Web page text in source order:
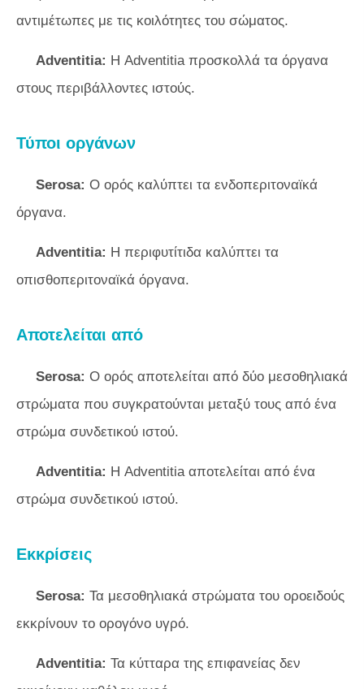
αντιμέτωπες με τις κοιλότητες του σώματος.
Adventitia: Η Adventitia προσκολλά τα όργανα
στους περιβάλλοντες ιστούς.
Τύποι οργάνων
Serosa: Ο ορός καλύπτει τα ενδοπεριτοναϊκά
όργανα.
Adventitia: Η περιφυτίτιδα καλύπτει τα
οπισθοπεριτοναϊκά όργανα.
Αποτελείται από
Serosa: Ο ορός αποτελείται από δύο μεσοθηλιακά
στρώματα που συγκρατούνται μεταξύ τους από ένα
στρώμα συνδετικού ιστού.
Adventitia: Η Adventitia αποτελείται από ένα
στρώμα συνδετικού ιστού.
Εκκρίσεις
Serosa: Τα μεσοθηλιακά στρώματα του οροειδούς
εκκρίνουν το ορογόνο υγρό.
Adventitia: Τα κύτταρα της επιφανείας δεν